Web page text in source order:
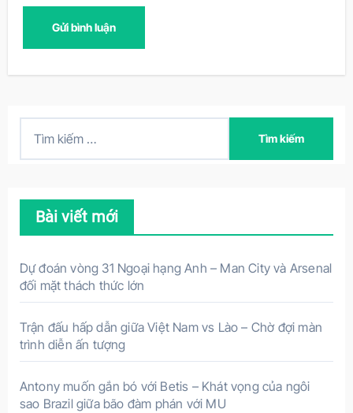
ế
m
c
h
o
:
Bài viết mới
Dự đoán vòng 31 Ngoại hạng Anh – Man City và Arsenal
đối mặt thách thức lớn
Trận đấu hấp dẫn giữa Việt Nam vs Lào – Chờ đợi màn
trình diễn ấn tượng
Antony muốn gắn bó với Betis – Khát vọng của ngôi
sao Brazil giữa bão đàm phán với MU